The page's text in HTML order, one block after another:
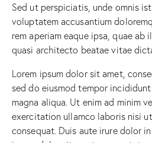
Sed ut perspiciatis, unde omnis
voluptatem accusantium
rem aperiam eaque ipsa, quae
quasi architecto beatae vitae
Lorem ipsum dolor sit amet,
sed do eiusmod tempor
magna aliqua. Ut enim ad minim
exercitation ullamco laboris nisi
consequat. Duis aute irure dolor